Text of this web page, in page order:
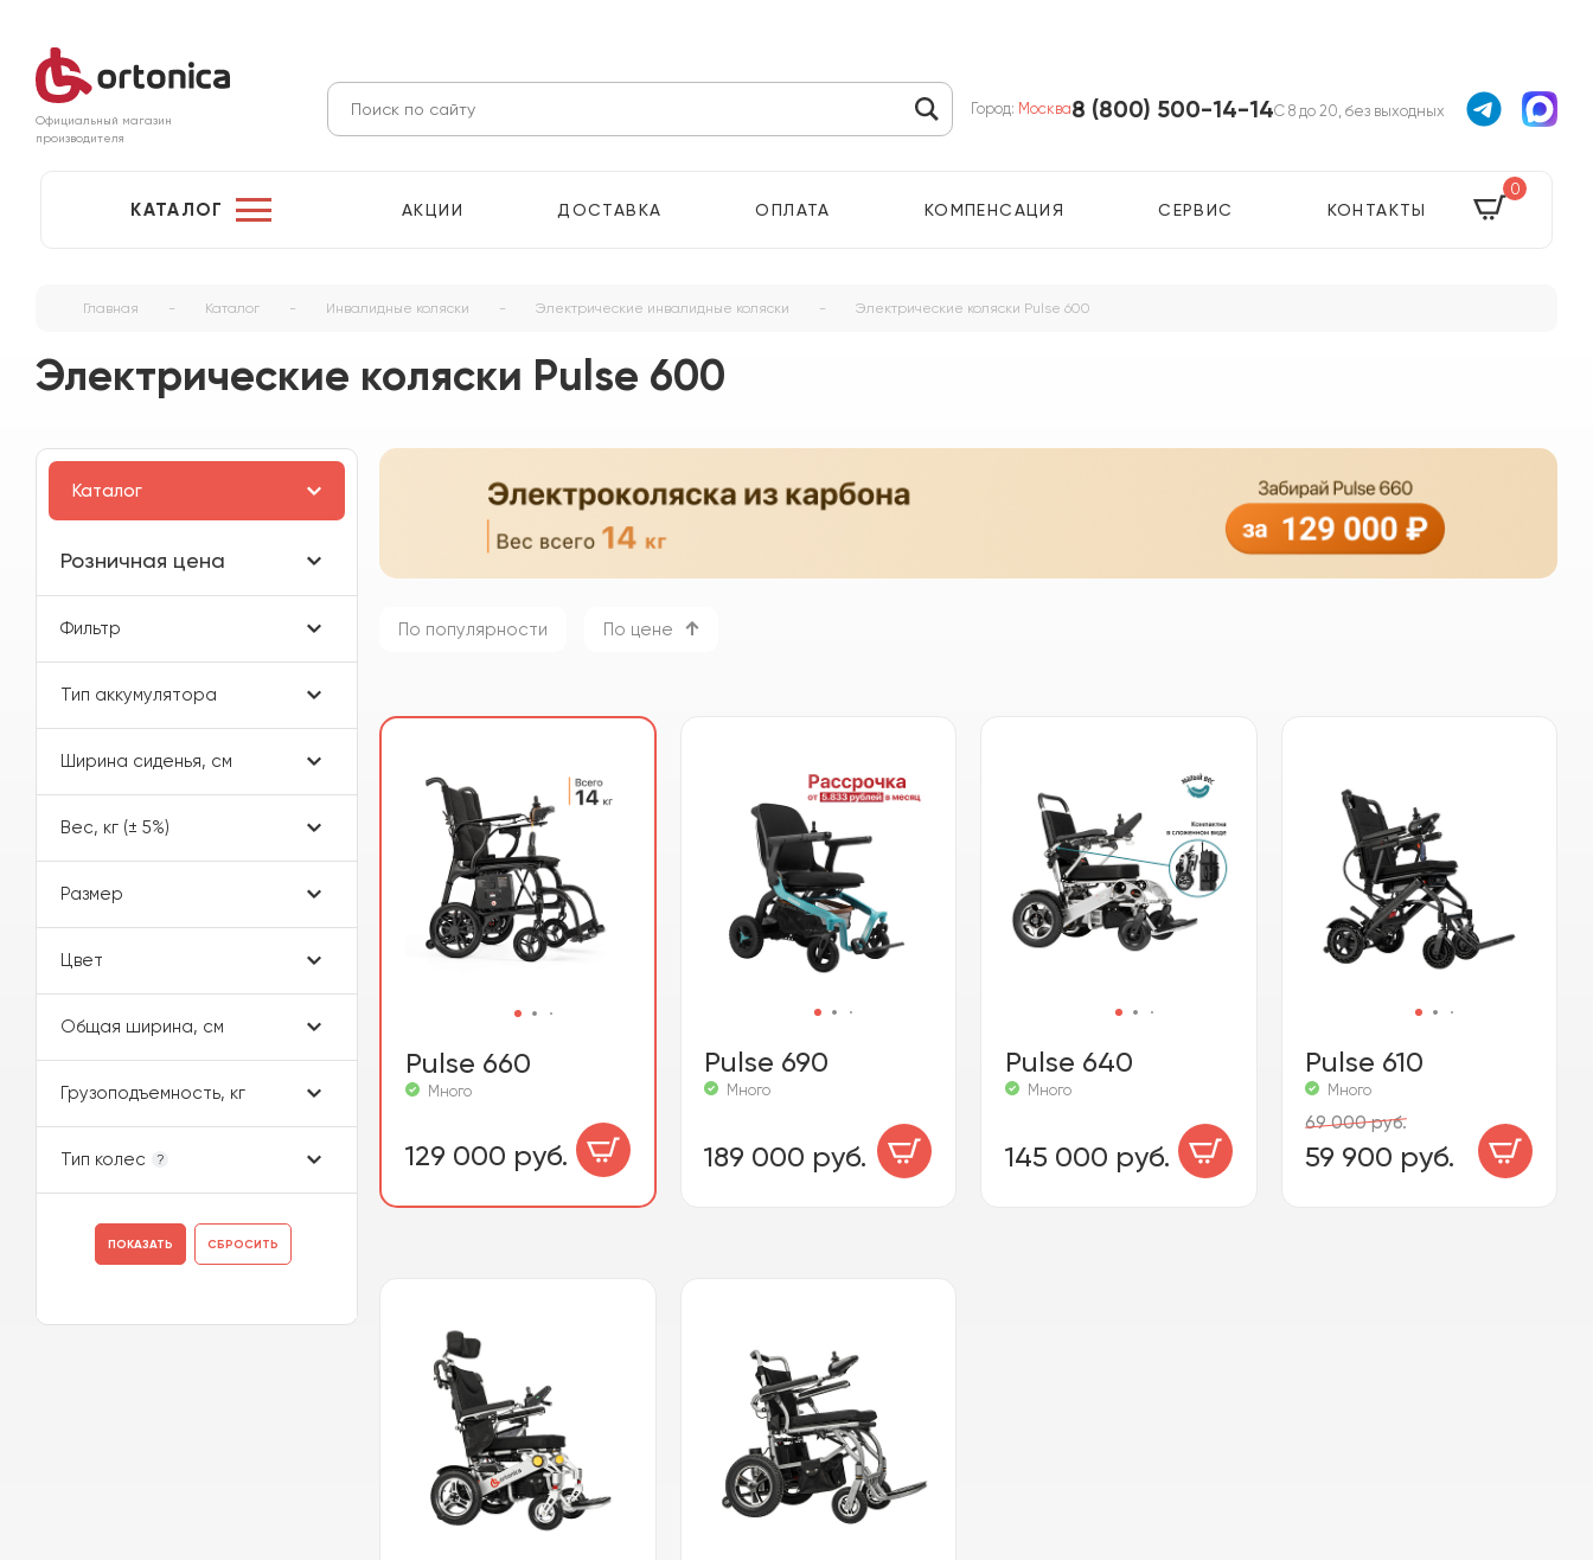
Официальный магазин
производителя
Город: Москва8 (800) 500-14-14С 8 до 20, без выходных
КАТАЛОГ АКЦИИ ДОСТАВКА ОПЛАТА КОМПЕНСАЦИЯ СЕРВИС КОНТАКТЫ
0
Главная - Каталог - Инвалидные коляски - Электрические инвалидные коляски - Электрические коляски Pulse 600
Электрические коляски Pulse 600
Каталог
Розничная цена
Фильтр
Тип аккумулятора
Ширина сиденья, см
Вес, кг (± 5%)
Размер
Цвет
Общая ширина, см
Грузоподъемность, кг
Тип колес ?
По популярности По цене
Pulse 660
Много
129 000 руб.
Pulse 690
Много
189 000 руб.
Pulse 640
Много
145 000 руб.
Pulse 610
Много
69 000 руб.
59 900 руб.